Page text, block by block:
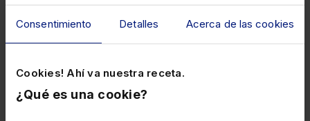
Consentimiento Detalles Acerca de las cookies
Cookies! Ahí va nuestra receta.
¿Qué es una cookie?
Jaime Bouza Gonzalo
Socio fundador de 3P sostenibilidad